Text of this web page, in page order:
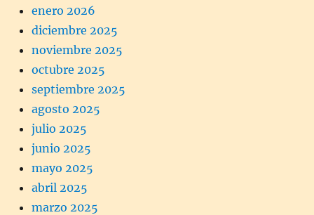
enero 2026
diciembre 2025
noviembre 2025
octubre 2025
septiembre 2025
agosto 2025
julio 2025
junio 2025
mayo 2025
abril 2025
marzo 2025